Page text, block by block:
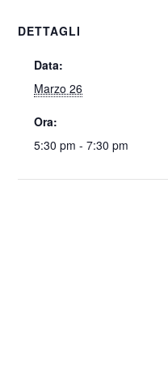
DETTAGLI
Data:
Marzo 26
Ora:
5:30 pm - 7:30 pm